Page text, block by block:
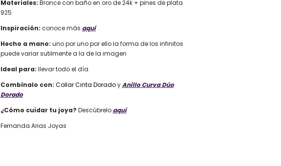
Materiales: Bronce con baño en oro de 24k + pines de plata
925
Inspiración: conoce más aquí
Hecho a mano: uno por uno por ello la forma de los infinitos
puede variar sutilmente a la de la imagen
Ideal para: llevar todo el día
Combínalo con: Collar Cinta DoradoyAnillo Curva Dúo
Dorado
¿Cómo cuidar tu joya? Descúbrelo aquí
Fernanda Arias Joyas